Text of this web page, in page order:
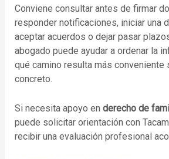
Conviene consultar antes de firmar
responder notificaciones, iniciar una
aceptar acuerdos o dejar pasar
abogado puede ayudar a ordenar la
qué camino resulta más conveniente
concreto.
Si necesita apoyo en derecho de
puede solicitar orientación con
recibir una evaluación profesional